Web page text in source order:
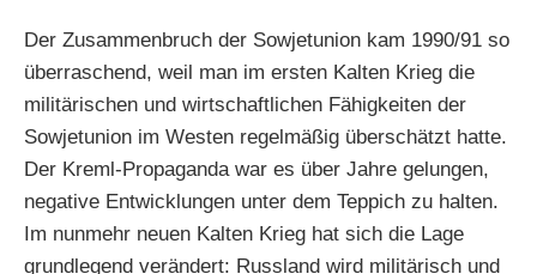
Der Zusammenbruch der Sowjetunion kam 1990/91 so
überraschend, weil man im ersten Kalten Krieg die
militärischen und wirtschaftlichen Fähigkeiten der
Sowjetunion im Westen regelmäßig überschätzt hatte.
Der Kreml-Propaganda war es über Jahre gelungen,
negative Entwicklungen unter dem Teppich zu halten.
Im nunmehr neuen Kalten Krieg hat sich die Lage
grundlegend verändert: Russland wird militärisch und